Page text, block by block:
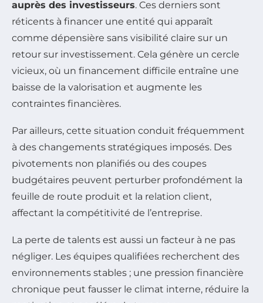
auprès des investisseurs. Ces derniers sont
réticents à financer une entité qui apparaît
comme dépensière sans visibilité claire sur un
retour sur investissement. Cela génère un cercle
vicieux, où un financement difficile entraîne une
baisse de la valorisation et augmente les
contraintes financières.
Par ailleurs, cette situation conduit fréquemment
à des changements stratégiques imposés. Des
pivotements non planifiés ou des coupes
budgétaires peuvent perturber profondément la
feuille de route produit et la relation client,
affectant la compétitivité de l’entreprise.
La perte de talents est aussi un facteur à ne pas
négliger. Les équipes qualifiées recherchent des
environnements stables ; une pression financière
chronique peut fausser le climat interne, réduire la